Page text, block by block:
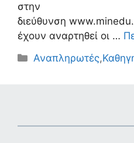
στην
διεύθυνση
έχουν αναρτηθεί οι …
Κατηγορίες
Αναπληρωτές,